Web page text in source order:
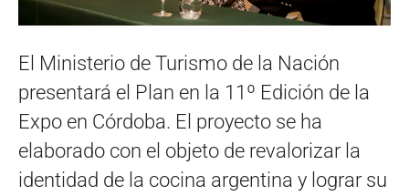
El Ministerio de Turismo de la Nación
presentará el Plan en la 11º Edición de la
Expo en Córdoba. El proyecto se ha
elaborado con el objeto de revalorizar la
identidad de la cocina argentina y lograr su